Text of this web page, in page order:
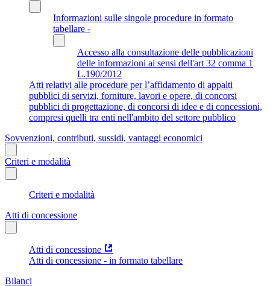
Informazioni sulle singole procedure in formato
tabellare -
Accesso alla consultazione delle pubblicazioni
delle informazioni ai sensi dell'art 32 comma 1
L.190/2012
Atti relativi alle procedure per l’affidamento di appalti
pubblici di servizi, forniture, lavori e opere, di concorsi
pubblici di progettazione, di concorsi di idee e di concessioni,
compresi quelli tra enti nell'ambito del settore pubblico
Sovvenzioni, contributi, sussidi, vantaggi economici
Criteri e modalità
Criteri e modalità
Atti di concessione
Atti di concessione
Atti di concessione - in formato tabellare
Bilanci